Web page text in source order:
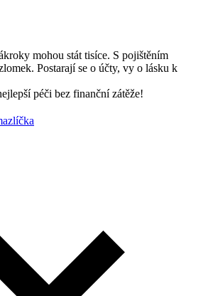
mohou stát tisíce. S pojištěním
Postarají se o účty, vy o lásku k
péči bez finanční zátěže!